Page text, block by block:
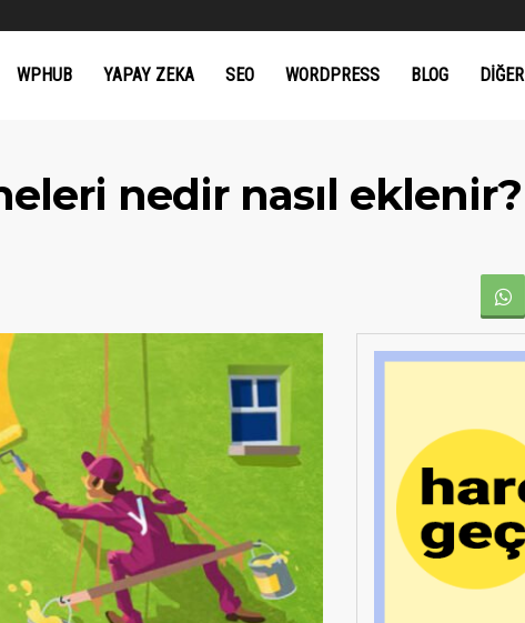
WPHUB YAPAY ZEKA SEO WORDPRESS BLOG DIĞER
nedir nasıl eklenir?